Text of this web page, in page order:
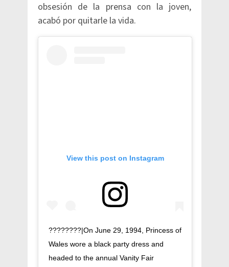
obsesión de la prensa con la joven,
acabó por quitarle la vida.
View this post on Instagram
????????|On June 29, 1994, Princess of
Wales wore a black party dress and
headed to the annual Vanity Fair